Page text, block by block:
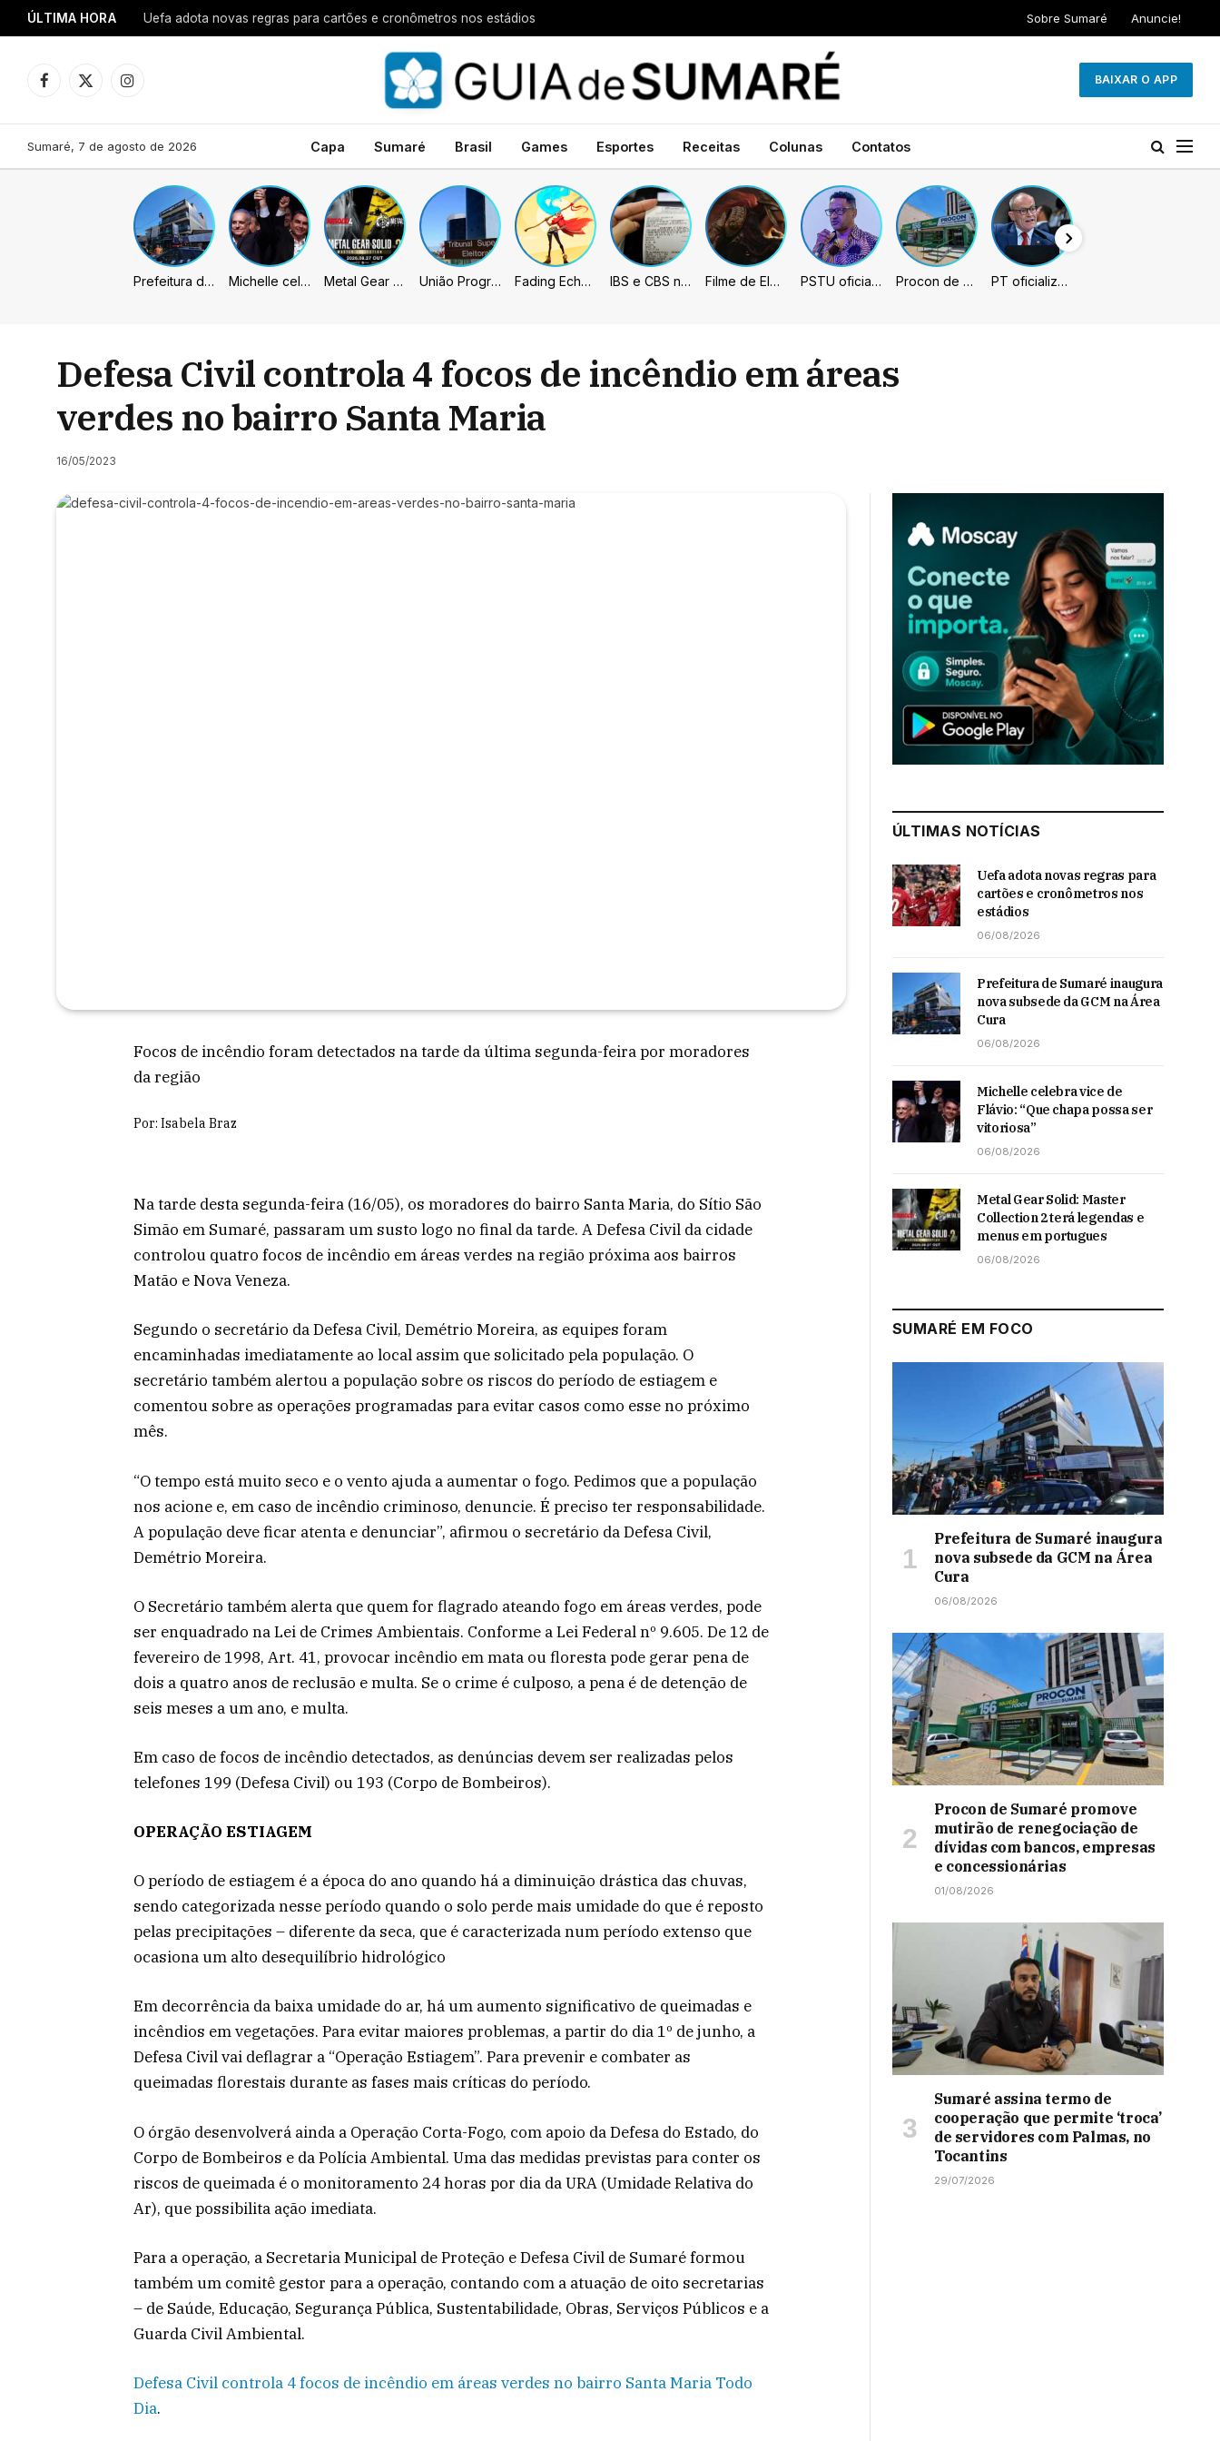
ÚLTIMA HORA Uefa adota novas regras para cartões e cronômetros nos estádios Sobre Sumaré Anuncie!
Facebook
X
Instagram
BAIXAR O APP
Sumaré, 7 de agosto de 2026 Capa Sumaré Brasil Games Esportes Receitas Colunas Contatos
Prefeitura de Sumaré inaugura nova subsede da GCM na Área Cura Michelle celebra vice de Flávio: “Que chapa possa ser vitoriosa” Metal Gear Solid: Master Collection 2 terá legendas e menus em portugues União Progressista e PL terão mais tempo de propaganda eleitoral Fading Echo – Review IBS e CBS necessitarão constar nas notas fiscais com início desta 2ª. Entenda Filme de Elden Ring tem gravações concluídas, mas ainda fica longe do lançamento PSTU oficializa Hertz Dias como candidato à Presidência da República Procon de Sumaré promove mutirão de renegociação de dívidas com bancos, empresas e concessionárias PT oficializa Contarato como candidato à reeleição ao Senado no ES
Defesa Civil controla 4 focos de incêndio em áreas
verdes no bairro Santa Maria
16/05/2023
Focos de incêndio foram detectados na tarde da última segunda-feira por moradores
da região
Por: Isabela Braz
Na tarde desta segunda-feira (16/05), os moradores do bairro Santa Maria, do Sítio São
Simão em Sumaré, passaram um susto logo no final da tarde. A Defesa Civil da cidade
controlou quatro focos de incêndio em áreas verdes na região próxima aos bairros
Matão e Nova Veneza.
Segundo o secretário da Defesa Civil, Demétrio Moreira, as equipes foram
encaminhadas imediatamente ao local assim que solicitado pela população. O
secretário também alertou a população sobre os riscos do período de estiagem e
comentou sobre as operações programadas para evitar casos como esse no próximo
mês.
“O tempo está muito seco e o vento ajuda a aumentar o fogo. Pedimos que a população
nos acione e, em caso de incêndio criminoso, denuncie. É preciso ter responsabilidade.
A população deve ficar atenta e denunciar”, afirmou o secretário da Defesa Civil,
Demétrio Moreira.
O Secretário também alerta que quem for flagrado ateando fogo em áreas verdes, pode
ser enquadrado na Lei de Crimes Ambientais. Conforme a Lei Federal nº 9.605. De 12 de
fevereiro de 1998, Art. 41, provocar incêndio em mata ou floresta pode gerar pena de
dois a quatro anos de reclusão e multa. Se o crime é culposo, a pena é de detenção de
seis meses a um ano, e multa.
Em caso de focos de incêndio detectados, as denúncias devem ser realizadas pelos
telefones 199 (Defesa Civil) ou 193 (Corpo de Bombeiros).
OPERAÇÃO ESTIAGEM
O período de estiagem é a época do ano quando há a diminuição drástica das chuvas,
sendo categorizada nesse período quando o solo perde mais umidade do que é reposto
pelas precipitações – diferente da seca, que é caracterizada num período extenso que
ocasiona um alto desequilíbrio hidrológico
Em decorrência da baixa umidade do ar, há um aumento significativo de queimadas e
incêndios em vegetações. Para evitar maiores problemas, a partir do dia 1º de junho, a
Defesa Civil vai deflagrar a “Operação Estiagem”. Para prevenir e combater as
queimadas florestais durante as fases mais críticas do período.
O órgão desenvolverá ainda a Operação Corta-Fogo, com apoio da Defesa do Estado, do
Corpo de Bombeiros e da Polícia Ambiental. Uma das medidas previstas para conter os
riscos de queimada é o monitoramento 24 horas por dia da URA (Umidade Relativa do
Ar), que possibilita ação imediata.
Para a operação, a Secretaria Municipal de Proteção e Defesa Civil de Sumaré formou
também um comitê gestor para a operação, contando com a atuação de oito secretarias
– de Saúde, Educação, Segurança Pública, Sustentabilidade, Obras, Serviços Públicos e a
Guarda Civil Ambiental.
Defesa Civil controla 4 focos de incêndio em áreas verdes no bairro Santa Maria Todo
Dia.
ÚLTIMAS NOTÍCIAS
Uefa adota novas regras para
cartões e cronômetros nos
estádios
06/08/2026
Prefeitura de Sumaré inaugura
nova subsede da GCM na Área
Cura
06/08/2026
Michelle celebra vice de
Flávio: “Que chapa possa ser
vitoriosa”
06/08/2026
Metal Gear Solid: Master
Collection 2 terá legendas e
menus em portugues
06/08/2026
SUMARÉ EM FOCO
Prefeitura de Sumaré inaugura
nova subsede da GCM na Área
Cura
06/08/2026
Procon de Sumaré promove
mutirão de renegociação de
dívidas com bancos, empresas
e concessionárias
01/08/2026
Sumaré assina termo de
cooperação que permite ‘troca’
de servidores com Palmas, no
Tocantins
29/07/2026